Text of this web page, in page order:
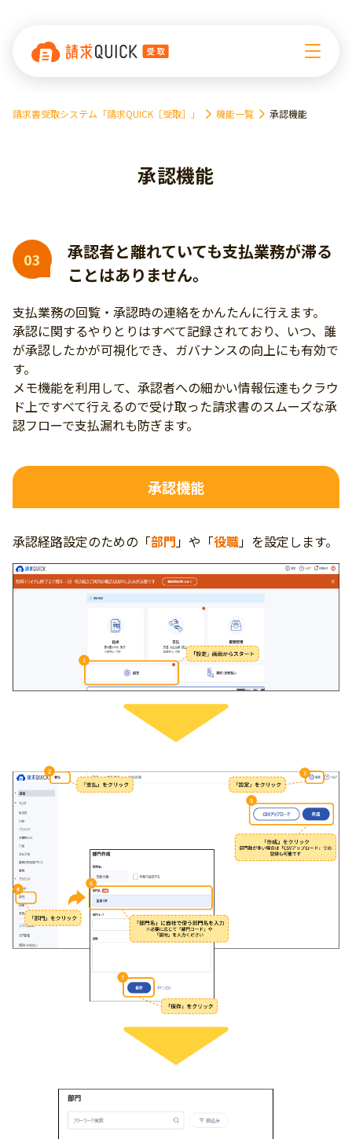
請求書受取システム「請求QUICK［受取］」 機能一覧 承認機能
承認機能
03 承認者と離れていても支払業務が滞る
ことはありません。
支払業務の回覧・承認時の連絡をかんたんに行えます。
承認に関するやりとりはすべて記録されており、いつ、誰
が承認したかが可視化でき、ガバナンスの向上にも有効で
す。
メモ機能を利用して、承認者への細かい情報伝達もクラウ
ド上ですべて行えるので受け取った請求書のスムーズな承
認フローで支払漏れも防ぎます。
承認機能
承認経路設定のための「部門」や「役職」を設定します。